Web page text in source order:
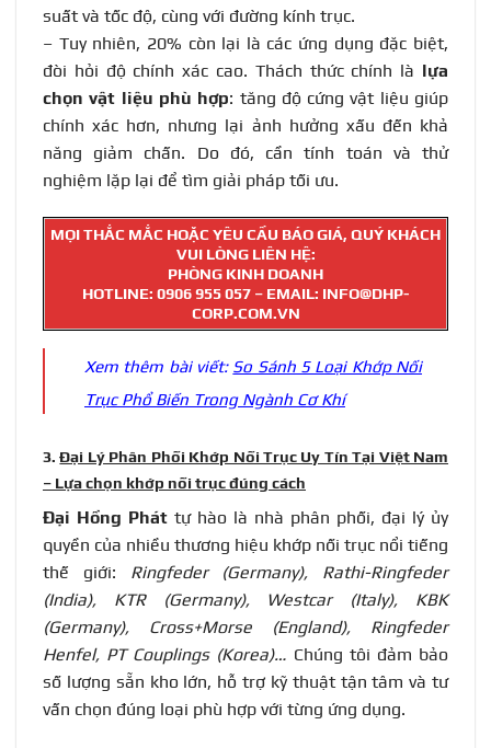
suất và tốc độ, cùng với đường kính trục.
– Tuy nhiên, 20% còn lại là các ứng dụng đặc biệt,
đòi hỏi độ chính xác cao. Thách thức chính là lựa
chọn vật liệu phù hợp: tăng độ cứng vật liệu giúp
chính xác hơn, nhưng lại ảnh hưởng xấu đến khả
năng giảm chấn. Do đó, cần tính toán và thử
nghiệm lặp lại để tìm giải pháp tối ưu.
MỌI THẮC MẮC HOẶC YÊU CẦU BÁO GIÁ, QUÝ KHÁCH
VUI LÒNG LIÊN HỆ:
PHÒNG KINH DOANH
HOTLINE: 0906 955 057– EMAIL: INFO@DHP-
CORP.COM.VN
Xem thêm bài viết: So Sánh 5 Loại Khớp Nối
Trục Phổ Biến Trong Ngành Cơ Khí
3.Đại Lý Phân Phối Khớp Nối Trục Uy Tín Tại Việt Nam
– Lựa chọn khớp nối trục đúng cách
Đại Hồng Phát tự hào là nhà phân phối, đại lý ủy
quyền của nhiều thương hiệu khớp nối trục nổi tiếng
thế giới: Ringfeder (Germany), Rathi-Ringfeder
(India), KTR (Germany), Westcar (Italy), KBK
(Germany), Cross+Morse (England), Ringfeder
Henfel, PT Couplings (Korea)… Chúng tôi đảm bảo
số lượng sẵn kho lớn, hỗ trợ kỹ thuật tận tâm và tư
vấn chọn đúng loại phù hợp với từng ứng dụng.